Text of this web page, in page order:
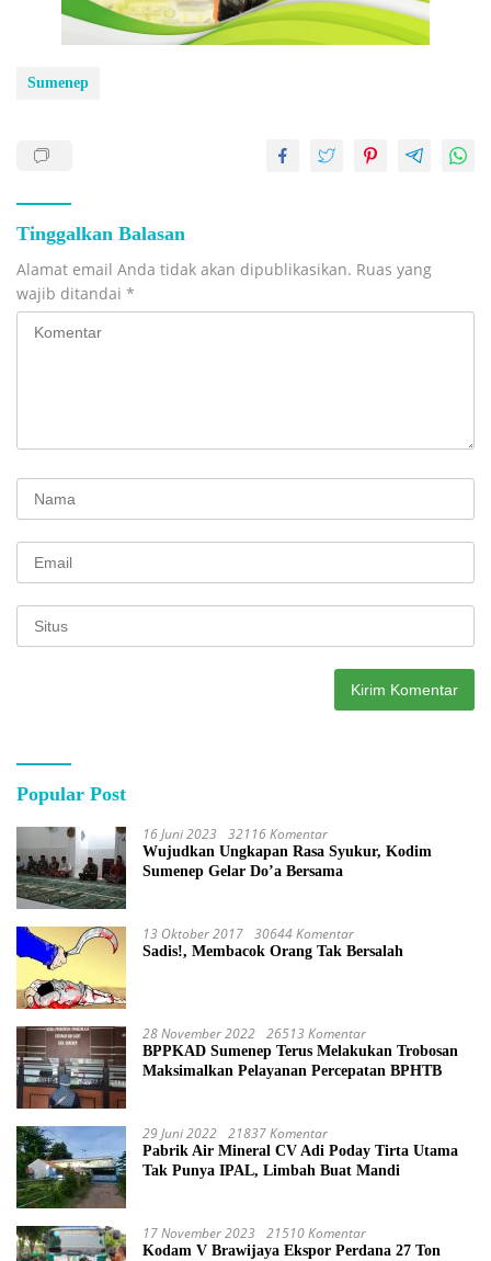
Sumenep
Tinggalkan Balasan
Alamat email Anda tidak akan dipublikasikan. Ruas yang
wajib ditandai *
Popular Post
16 Juni 2023 32116 Komentar
Wujudkan Ungkapan Rasa Syukur, Kodim
Sumenep Gelar Do’a Bersama
13 Oktober 2017 30644 Komentar
Sadis!, Membacok Orang Tak Bersalah
28 November 2022 26513 Komentar
BPPKAD Sumenep Terus Melakukan Trobosan
Maksimalkan Pelayanan Percepatan BPHTB
29 Juni 2022 21837 Komentar
Pabrik Air Mineral CV Adi Poday Tirta Utama
Tak Punya IPAL, Limbah Buat Mandi
17 November 2023 21510 Komentar
Kodam V Brawijaya Ekspor Perdana 27 Ton